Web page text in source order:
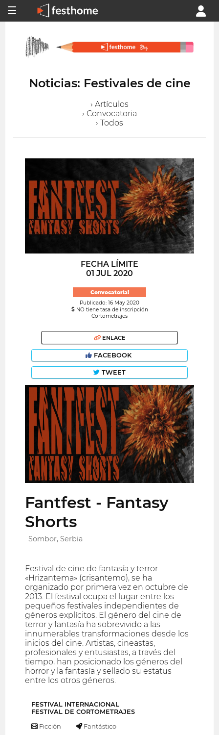
Noticias: Festivales de cine
› Artículos
› Convocatoria
› Todos
FECHA LÍMITE
01 JUL 2020
Convocatoria!
Publicado: 16 May 2020
NO tiene tasa de inscripción
Cortometrajes
ENLACE
FACEBOOK
TWEET
Fantfest - Fantasy
Shorts
Sombor, Serbia
Festival de cine de fantasía y terror
«Hrizantema» (crisantemo), se ha
organizado por primera vez en octubre de
2013. El festival ocupa el lugar entre los
pequeños festivales independientes de
géneros explícitos. El género del cine de
terror y fantasía ha sobrevivido a las
innumerables transformaciones desde los
inicios del cine. Artistas, cineastas,
profesionales y entusiastas, a través del
tiempo, han posicionado los géneros del
horror y la fantasía y sellado su estatus
entre los otros géneros.
FESTIVAL INTERNACIONAL
FESTIVAL DE CORTOMETRAJES
Ficción Fantástico